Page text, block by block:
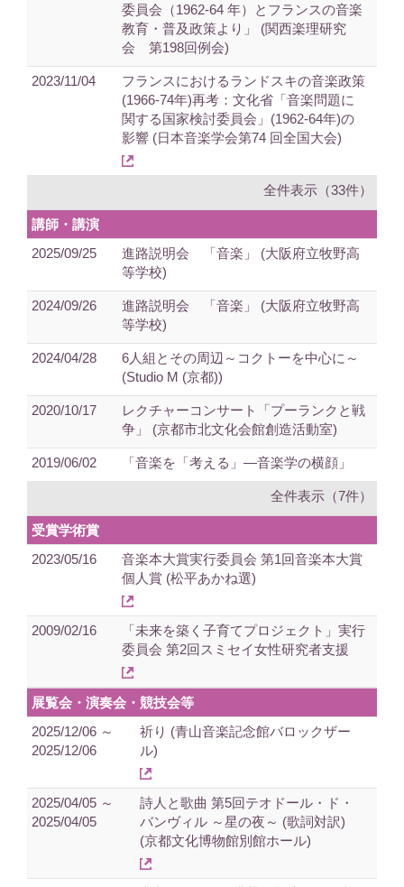
委員会（1962-64 年）とフランスの音楽
教育・普及政策より」 (関西楽理研究
会 第198回例会)
2023/11/04
フランスにおけるランドスキの音楽政策
(1966-74年)再考：文化省「音楽問題に
関する国家検討委員会」(1962-64年)の
影響 (日本音楽学会第74 回全国大会)
全件表示（33件）
講師・講演
2025/09/25
進路説明会 「音楽」 (大阪府立牧野高
等学校)
2024/09/26
進路説明会 「音楽」 (大阪府立牧野高
等学校)
2024/04/28
6人組とその周辺～コクトーを中心に～
(Studio M (京都))
2020/10/17
レクチャーコンサート「プーランクと戦
争」 (京都市北文化会館創造活動室)
2019/06/02 「音楽を「考える」―音楽学の横顔」
全件表示（7件）
受賞学術賞
2023/05/16
音楽本大賞実行委員会 第1回音楽本大賞
個人賞 (松平あかね選)
2009/02/16
「未来を築く子育てプロジェクト」実行
委員会 第2回スミセイ女性研究者支援
展覧会・演奏会・競技会等
2025/12/06 ～
2025/12/06
祈り (青山音楽記念館バロックザー
ル)
2025/04/05 ～
2025/04/05
詩人と歌曲 第5回テオドール・ド・
バンヴィル ～星の夜～ (歌詞対訳)
(京都文化博物館別館ホール)